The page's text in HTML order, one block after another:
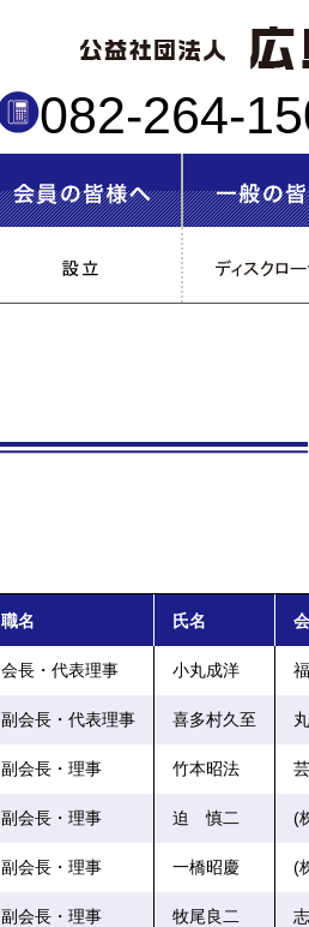
082-264-
職名 氏名
会長・代表理事 小丸成洋
副会長・代表理事 喜多村久至
副会長・理事 竹本昭法
副会長・理事 迫 慎二 (
副会長・理事 一橋昭慶 (
副会長・理事 牧尾良二